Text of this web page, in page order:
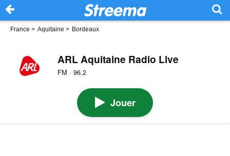
France > Aquitaine > Bordeaux
ARL Aquitaine Radio Live
FM · 96.2
Jouer